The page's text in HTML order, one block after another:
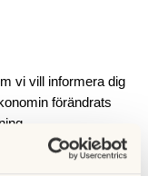
vi vill informera dig
förändrats